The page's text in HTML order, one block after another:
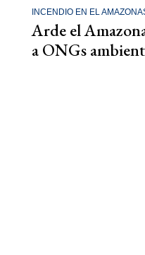
INCENDIO EN EL
Arde el
a ONGs